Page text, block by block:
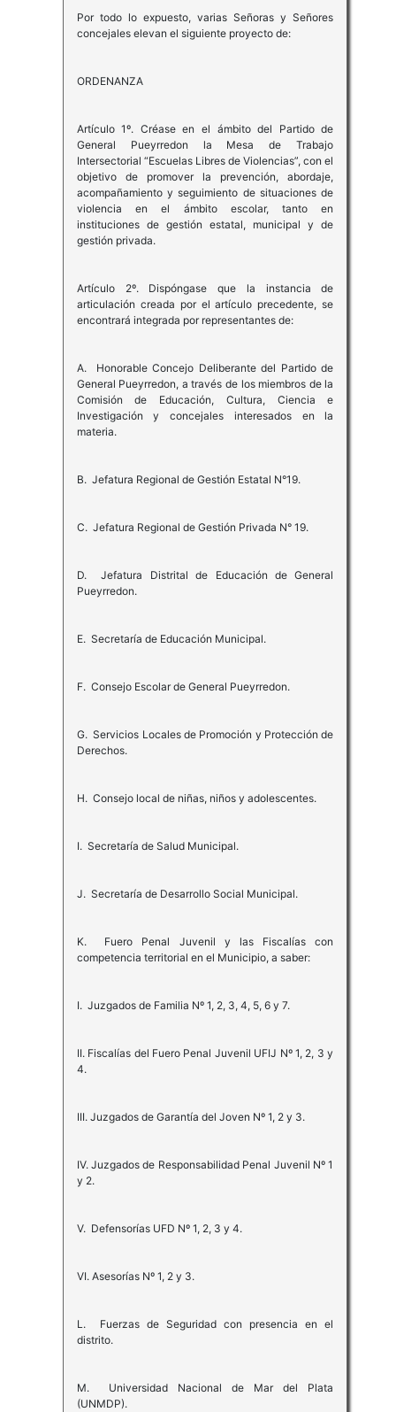
Por todo lo expuesto, varias Señoras y Señores
concejales elevan el siguiente proyecto de:
ORDENANZA
Artículo 1º. Créase en el ámbito del Partido de
General Pueyrredon la Mesa de Trabajo
Intersectorial “Escuelas Libres de Violencias”, con el
objetivo de promover la prevención, abordaje,
acompañamiento y seguimiento de situaciones de
violencia en el ámbito escolar, tanto en
instituciones de gestión estatal, municipal y de
gestión privada.
Artículo 2º. Dispóngase que la instancia de
articulación creada por el artículo precedente, se
encontrará integrada por representantes de:
A. Honorable Concejo Deliberante del Partido de
General Pueyrredon, a través de los miembros de la
Comisión de Educación, Cultura, Ciencia e
Investigación y concejales interesados en la
materia.
B. Jefatura Regional de Gestión Estatal N°19.
C. Jefatura Regional de Gestión Privada N° 19.
D. Jefatura Distrital de Educación de General
Pueyrredon.
E. Secretaría de Educación Municipal.
F. Consejo Escolar de General Pueyrredon.
G. Servicios Locales de Promoción y Protección de
Derechos.
H. Consejo local de niñas, niños y adolescentes.
I. Secretaría de Salud Municipal.
J. Secretaría de Desarrollo Social Municipal.
K. Fuero Penal Juvenil y las Fiscalías con
competencia territorial en el Municipio, a saber:
I. Juzgados de Familia Nº 1, 2, 3, 4, 5, 6 y 7.
II. Fiscalías del Fuero Penal Juvenil UFIJ Nº 1, 2, 3 y
4.
III. Juzgados de Garantía del Joven Nº 1, 2 y 3.
IV. Juzgados de Responsabilidad Penal Juvenil Nº 1
y 2.
V. Defensorías UFD Nº 1, 2, 3 y 4.
VI. Asesorías Nº 1, 2 y 3.
L. Fuerzas de Seguridad con presencia en el
distrito.
M. Universidad Nacional de Mar del Plata
(UNMDP).